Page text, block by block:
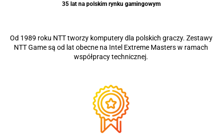
35 lat na polskim rynku gamingowym
Od 1989 roku NTT tworzy komputery dla polskich graczy. Zestawy
NTT Game są od lat obecne na Intel Extreme Masters w ramach
współpracy technicznej.